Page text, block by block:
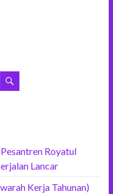
Royatul
Lancar
Kerja Tahunan)